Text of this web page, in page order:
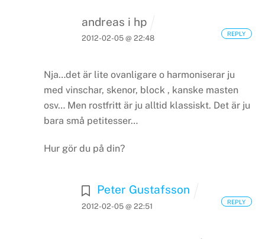
andreas i hp
2012-02-05 @ 22:48
Nja…det är lite ovanligare o harmoniserar ju
med vinschar, skenor, block , kanske masten
osv…Men rostfritt är ju alltid klassiskt. Det är ju
bara små petitesser…
Hur gör du på din?
REPLY
Peter Gustafsson
2012-02-05 @ 22:51
REPLY